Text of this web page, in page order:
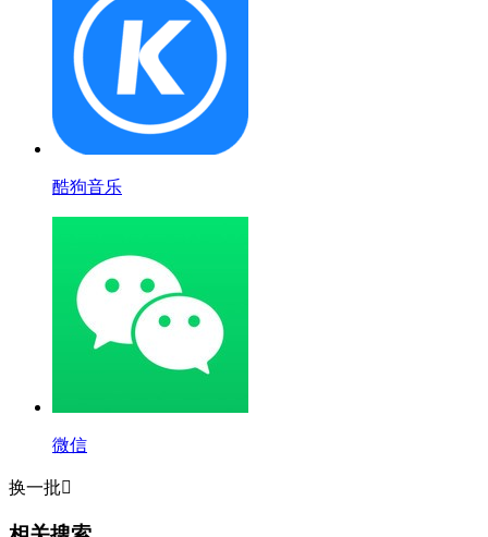
酷狗音乐
微信
换一批